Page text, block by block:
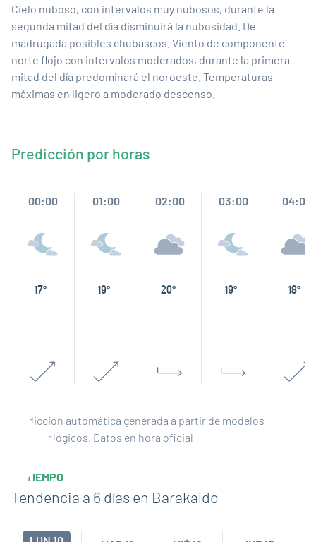
Cielo nuboso, con intervalos muy nubosos, durante la
segunda mitad del día disminuirá la nubosidad. De
madrugada posibles chubascos. Viento de componente
norte flojo con intervalos moderados, durante la primera
mitad del día predominará el noroeste. Temperaturas
máximas en ligero a moderado descenso.
Predicción por horas
00:00
17º
01:00
19º
02:00
20º
03:00
19º
04:00
18º
Predicción automática generada a partir de modelos
meteorológicos. Datos en hora oficial
EL TIEMPO
Tendencia a 6 días en Barakaldo